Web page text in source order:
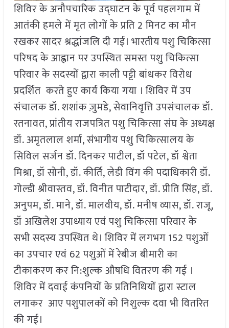
शिविर के अनौपचारिक उद्घाटन के पूर्व पहलगाम में
आतंकी हमले में मृत लोगों के प्रति 2 मिनट का मौन
रखकर सादर श्रद्धांजलि दी गई। भारतीय पशु चिकित्सा
परिषद के आह्वान पर उपस्थित समस्त पशु चिकित्सा
परिवार के सदस्यों द्वारा काली पट्टी बांधकर विरोध
प्रदर्शित करते हुए कार्य किया गया । शिविर में उप
संचालक डॉ. शशांक ज़ुमडे, सेवानिवृत्ति उपसंचालक डॉ.
रतनावत, प्रांतीय राजपत्रित पशु चिकित्सा संघ के अध्यक्ष
डॉ. अमृतलाल शर्मा, संभागीय पशु चिकित्सालय के
सिविल सर्जन डॉ. दिनकर पाटील, डॉ पटेल, डॉ श्वेता
मिश्रा, डॉ सोनी, डॉ. कीर्ति, लेडी विंग की पदाधिकारी डॉ.
गोल्डी श्रीवास्तव, डॉ. विनीत पाटीदार, डॉ. प्रीति सिंह, डॉ.
अनुपम, डॉ. माने, डॉ. मालवीय, डॉ. मनीष व्यास, डॉ. राजू,
डॉ अखिलेश उपाध्याय एवं पशु चिकित्सा परिवार के
सभी सदस्य उपस्थित थे। शिविर में लगभग 152 पशुओं
का उपचार एवं 62 पशुओं में रेबीज बीमारी का
टीकाकरण कर नि:शुल्क औषधि वितरण की गई ।
शिविर में दवाई कंपनियों के प्रतिनिधियों द्वारा स्टाल
लगाकर आए पशुपालकों को निशुल्क दवा भी वितरित
की गई।